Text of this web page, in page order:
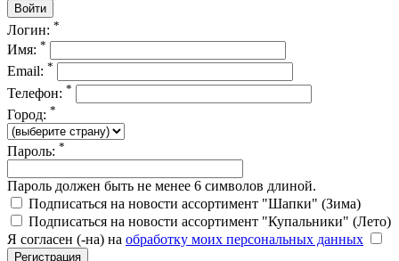
Логин: *
Имя: *
Email: *
Телефон: *
Город: *
Пароль: *
Пароль должен быть не менее 6 символов длиной.
Подписаться на новости ассортимент "Шапки" (Зима)
Подписаться на новости ассортимент "Купальники" (Лето)
Я согласен (-на) на обработку моих персональных данных